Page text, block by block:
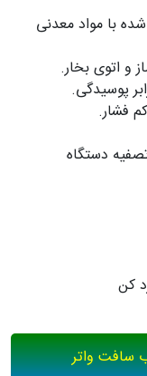
با مواد معدنی
و اتوی بخار.
پوسیدگی.
فشار.
دستگاه
کن
سافت واتر